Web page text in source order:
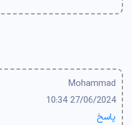
Mohammad
27/06/2024 10:34
پاسخ